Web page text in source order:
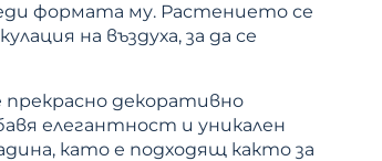
формата му. Растението се
на въздуха, за да се
прекрасно декоративно
елегантност и уникален
като е подходящ както за